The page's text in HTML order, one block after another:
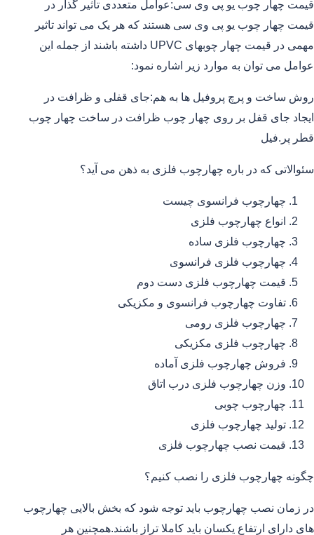
قیمت چهار چوب یو پی وی سی:عوامل متعددی تاثیر گذار در
قیمت چهار چوب یو پی وی سی هستند که هر یک می تواند تاثیر
مهمی در قیمت چهار چوبهای UPVC داشته باشند از جمله این
عوامل می توان به موارد زیر اشاره نمود:
روش ساخت و پرچ پروفیل ها به هم:جای قفلی و ظرافت در
ایجاد جای قفل بر روی چهار چوب ظرافت در ساخت چهار چوب
قطر پر.فیل
سئوالاتی که در باره چهارچوب فلزی به ذهن می آید؟
چهارچوب فرانسوی چیست
انواع چهارچوب فلزی
چهارچوب فلزی ساده
چهارچوب فلزی فرانسوی
قیمت چهارچوب فلزی دست دوم
تفاوت چهارچوب فرانسوی و مکزیکی
چهارچوب فلزی رومی
چهارچوب فلزی مکزیکی
فروش چهارچوب فلزی آماده
وزن چهارچوب فلزی درب اتاق
چهارچوب چوبی
تولید چهارچوب فلزی
قیمت نصب چهارچوب فلزی
چگونه چهارچوب فلزی را نصب کنیم؟
در زمان نصب چهارچوب باید توجه شود که بخش بالایی چهارچوب
های دارای ارتفاع یکسان باید کاملا تراز باشند.همچنین هر